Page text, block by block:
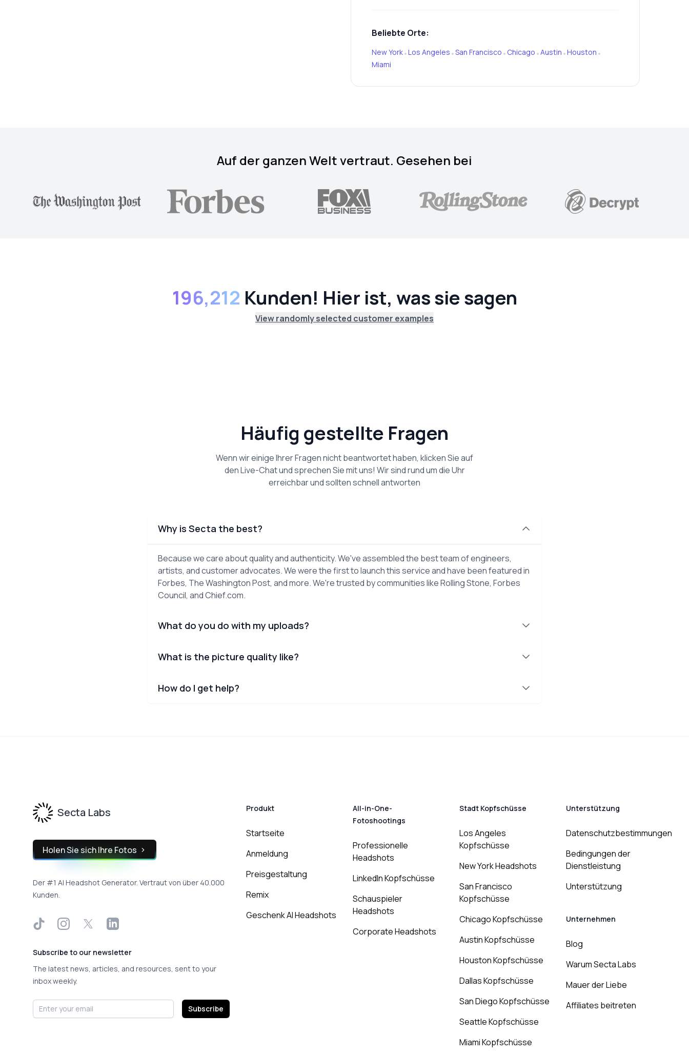
Beliebte Orte:
New York•Los Angeles •San Francisco • Chicago •Austin •Houston •
Miami
Auf der ganzen Welt vertraut. Gesehen bei
196,212 Kunden! Hier ist, was sie sagen
View randomly selected customer examples
Häufig gestellte Fragen
Wenn wir einige Ihrer Fragen nicht beantwortet haben, klicken Sie auf
den Live-Chat und sprechen Sie mit uns! Wir sind rund um die Uhr
erreichbar und sollten schnell antworten
Why is Secta the best?
Because we care about quality and authenticity. We've assembled the best team of engineers,
artists, and customer advocates. We were the first to launch this service and have been featured in
Forbes, The Washington Post, and more. We're trusted by communities like Rolling Stone, Forbes
Council, and Chief.com.
What do you do with my uploads?
What is the picture quality like?
How do I get help?
Secta Labs
Holen Sie sich Ihre Fotos
Der #1 AI Headshot Generator. Vertraut von über 40.000
Kunden.
TikTokInstagram
X LinkedIn
Subscribe to our newsletter
The latest news, articles, and resources, sent to your
inbox weekly.
Email address Subscribe
Produkt
Startseite
Anmeldung
Preisgestaltung
Remix
Geschenk AI Headshots
All-in-One-
Fotoshootings
Professionelle
Headshots
LinkedIn Kopfschüsse
Schauspieler
Headshots
Corporate Headshots
Stadt Kopfschüsse
Los Angeles
Kopfschüsse
New York Headshots
San Francisco
Kopfschüsse
Chicago Kopfschüsse
Austin Kopfschüsse
Houston Kopfschüsse
Dallas Kopfschüsse
San Diego Kopfschüsse
Seattle Kopfschüsse
Miami Kopfschüsse
Unterstützung
Datenschutzbestimmungen
Bedingungen der
Dienstleistung
Unterstützung
Unternehmen
Blog
Warum Secta Labs
Mauer der Liebe
Affiliates beitreten